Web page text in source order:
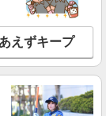
円 ＊早朝
1,988円〜 ＊日曜
目6番3号 【そ
えずキープ